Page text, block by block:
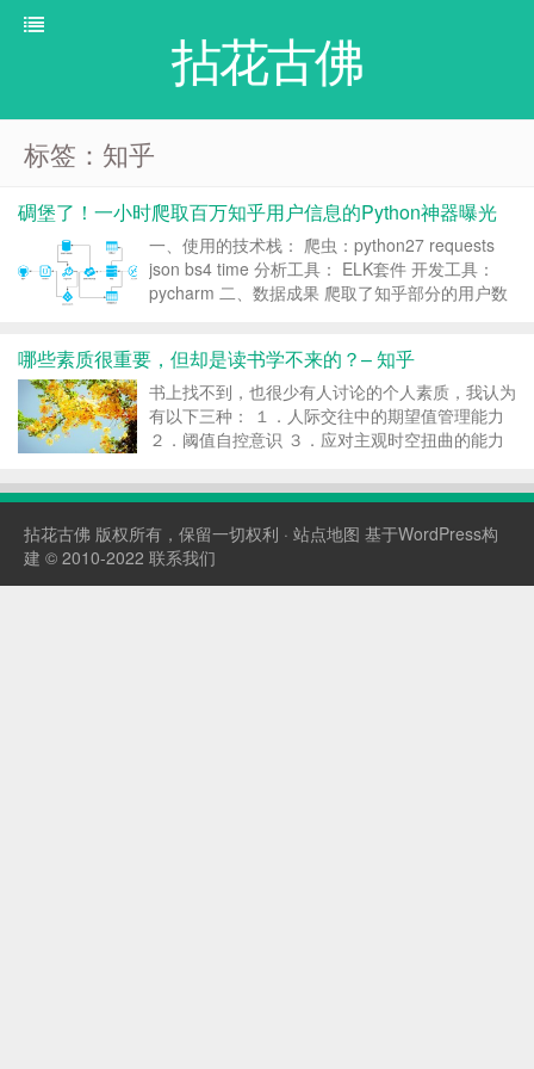
拈花古佛
标签：知乎
碉堡了！一小时爬取百万知乎用户信息的Python神器曝光
一、使用的技术栈： 爬虫：python27 requests
json bs4 time 分析工具： ELK套件 开发工具：
pycharm 二、数据成果 爬取了知乎部分的用户数
哪些素质很重要，但却是读书学不来的？– 知乎
书上找不到，也很少有人讨论的个人素质，我认为
有以下三种： １．人际交往中的期望值管理能力
２．阈值自控意识 ３．应对主观时空扭曲的能力
有这样的观感：一个地痞或者土匪，平日无恶不
《大宅门》里的...
拈花古佛 版权所有，保留一切权利 · 站点地图 基于WordPress构
建 © 2010-2022 联系我们